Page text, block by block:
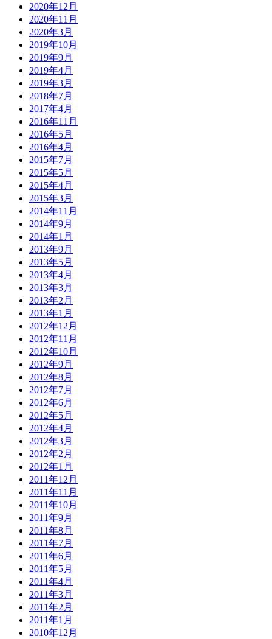
2020年12月
2020年11月
2020年3月
2019年10月
2019年9月
2019年4月
2019年3月
2018年7月
2017年4月
2016年11月
2016年5月
2016年4月
2015年7月
2015年5月
2015年4月
2015年3月
2014年11月
2014年9月
2014年1月
2013年9月
2013年5月
2013年4月
2013年3月
2013年2月
2013年1月
2012年12月
2012年11月
2012年10月
2012年9月
2012年8月
2012年7月
2012年6月
2012年5月
2012年4月
2012年3月
2012年2月
2012年1月
2011年12月
2011年11月
2011年10月
2011年9月
2011年8月
2011年7月
2011年6月
2011年5月
2011年4月
2011年3月
2011年2月
2011年1月
2010年12月